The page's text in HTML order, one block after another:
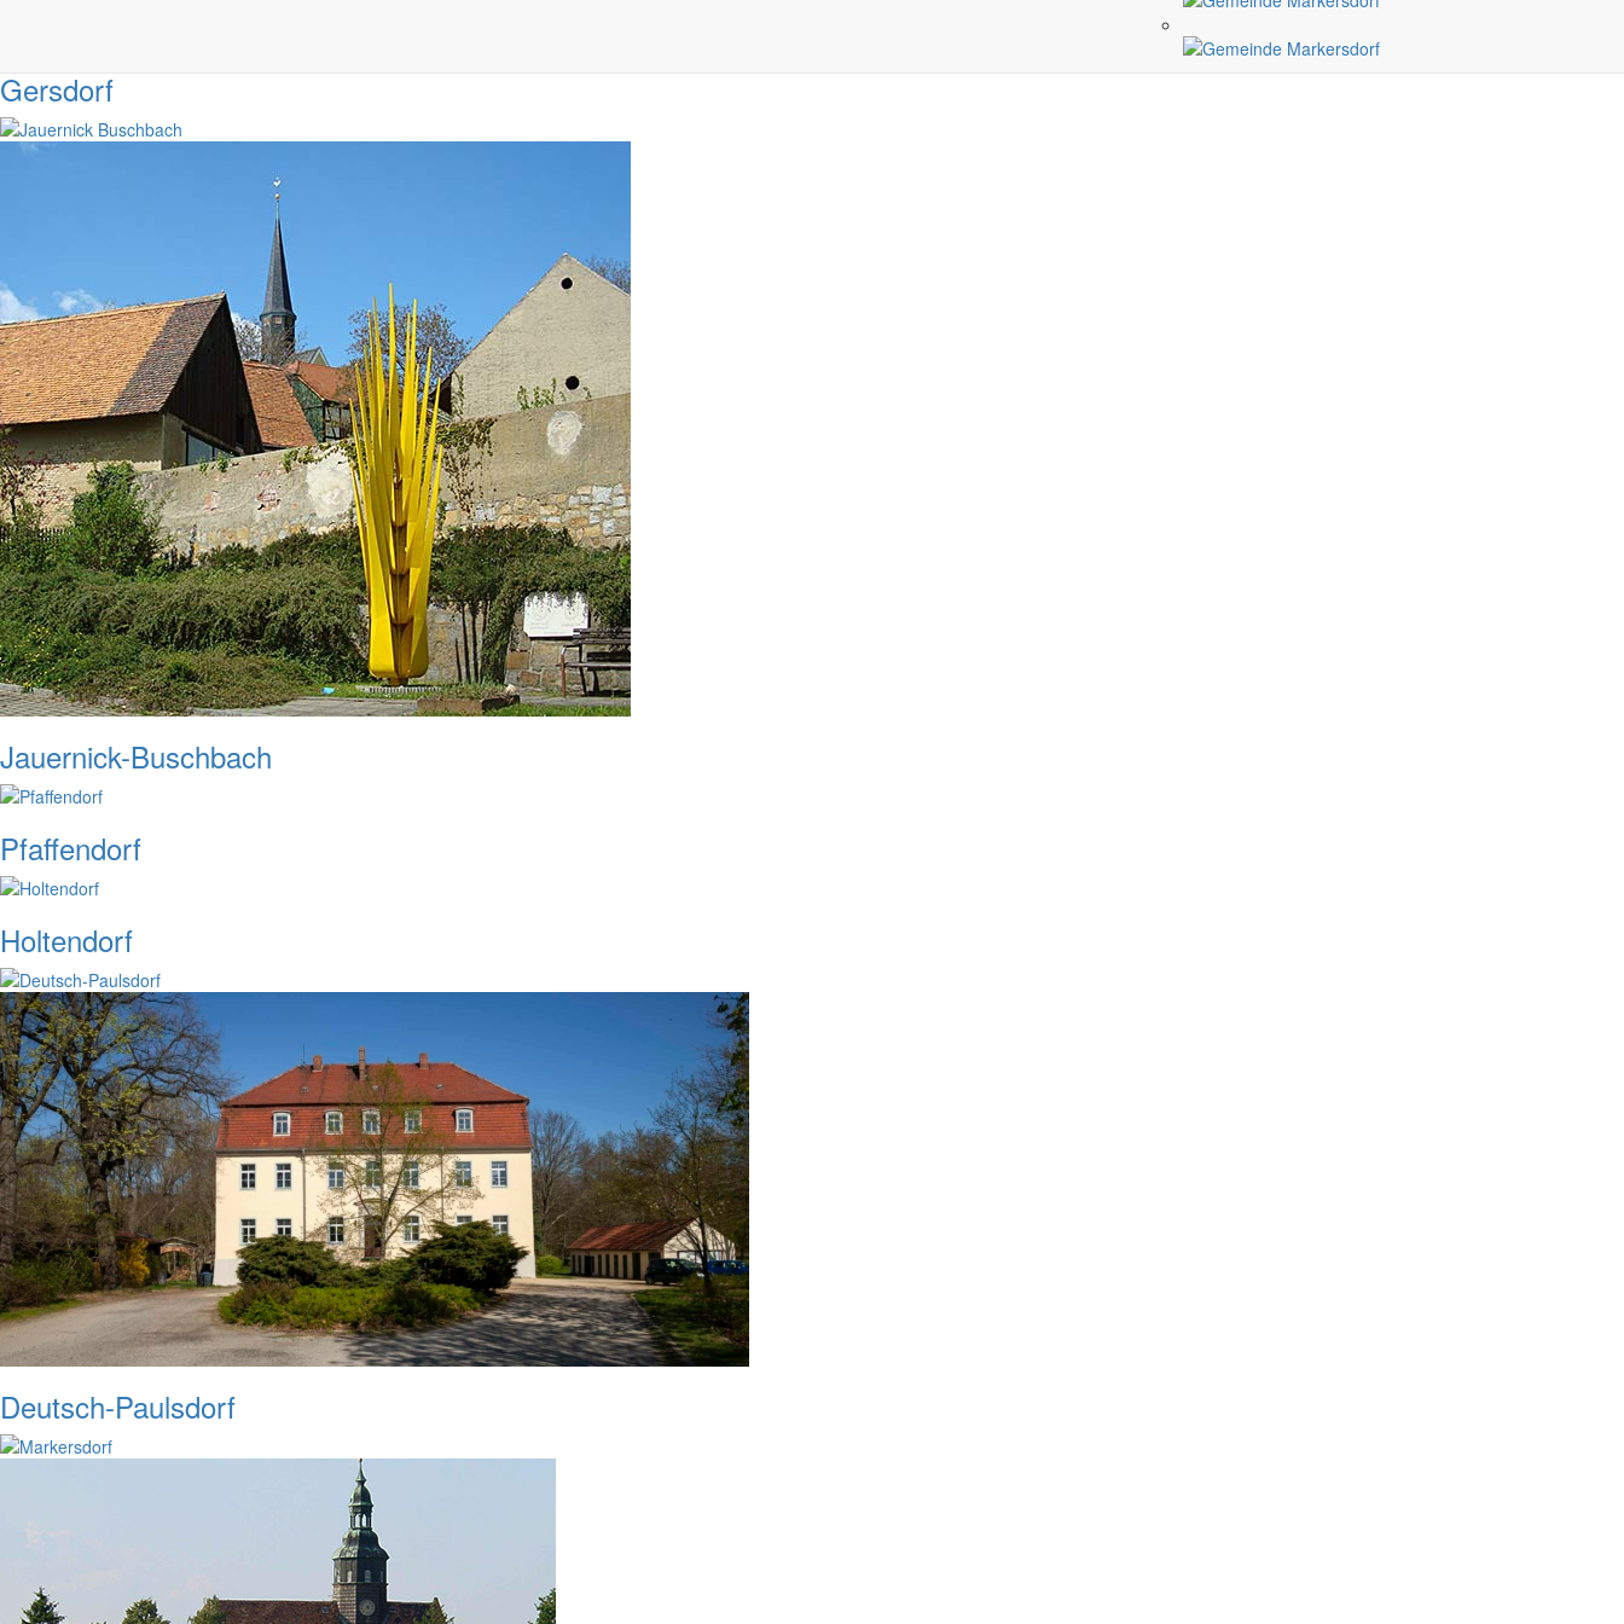
Gersdorf
Jauernick-Buschbach
Pfaffendorf
Holtendorf
Deutsch-Paulsdorf